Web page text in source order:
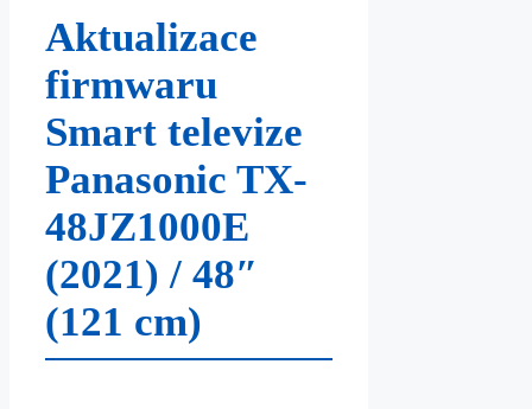
Aktualizace
firmwaru
Smart televize
Panasonic TX-
48JZ1000E
(2021) / 48″
(121 cm)